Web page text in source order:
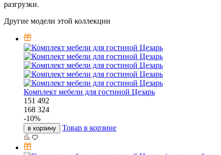
разгрузки.
Другие модели этой коллекции
Комплект мебели для гостиной Цезарь
151 492
168 324
-10%
в корзину Товар в корзине